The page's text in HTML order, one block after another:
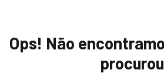
Ops! Não
procurou